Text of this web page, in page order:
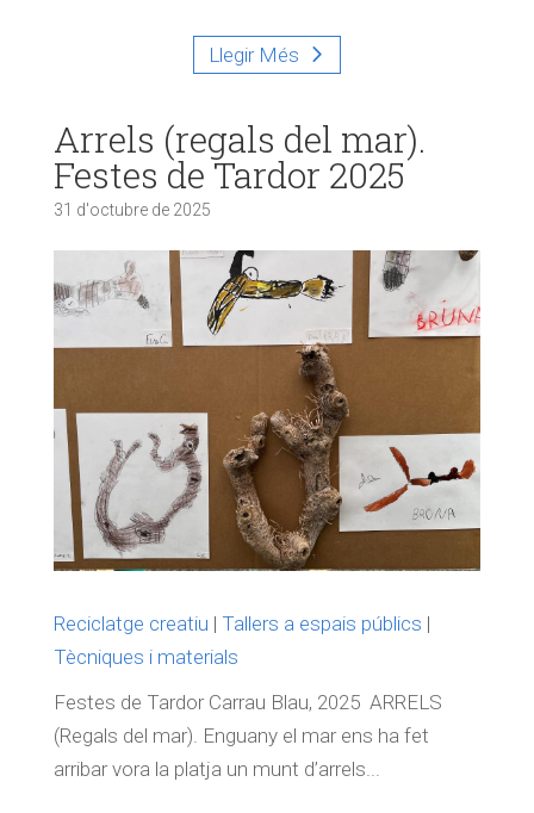
Llegir Més
Arrels (regals del mar).
Festes de Tardor 2025
31 d'octubre de 2025
Reciclatge creatiu | Tallers a espais públics |
Tècniques i materials
Festes de Tardor Carrau Blau, 2025 ARRELS
(Regals del mar). Enguany el mar ens ha fet
arribar vora la platja un munt d’arrels...